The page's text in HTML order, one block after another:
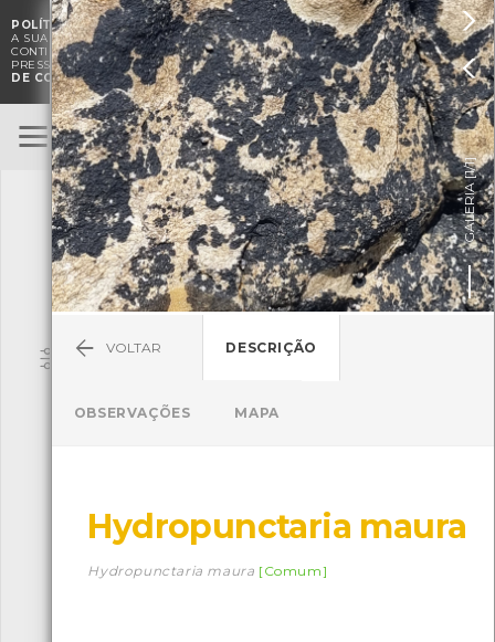
POLÍTICA DE COOKIES. O CMIA UTILIZA COOKIES PARA MELHORAR
A SUA EXPERIÊNCIA DE NAVEGAÇÃO E PARA FINS ESTATÍSTICOS.A
CONTINUAÇÃO DA UTILIZAÇÃO DESTE WEBSITE E SERVIÇOS
PRESSUPÕE A ACEITAÇÃO DA UTILIZAÇÃO DE COOKIES.POLÍTICA
DE COOKIES

ENTRAR
BioRegisto
TERMOS DE UTILIZAÇÃO
SUBMETER OBSERVAÇÃO
Pesquisa
Descarregar a app BioRegisto


GALERIA [
1/1
]
VOLTAR DESCRIÇÃO
OBSERVAÇÕES MAPA
Hydropunctaria maura
Hydropunctaria maura [Comum]